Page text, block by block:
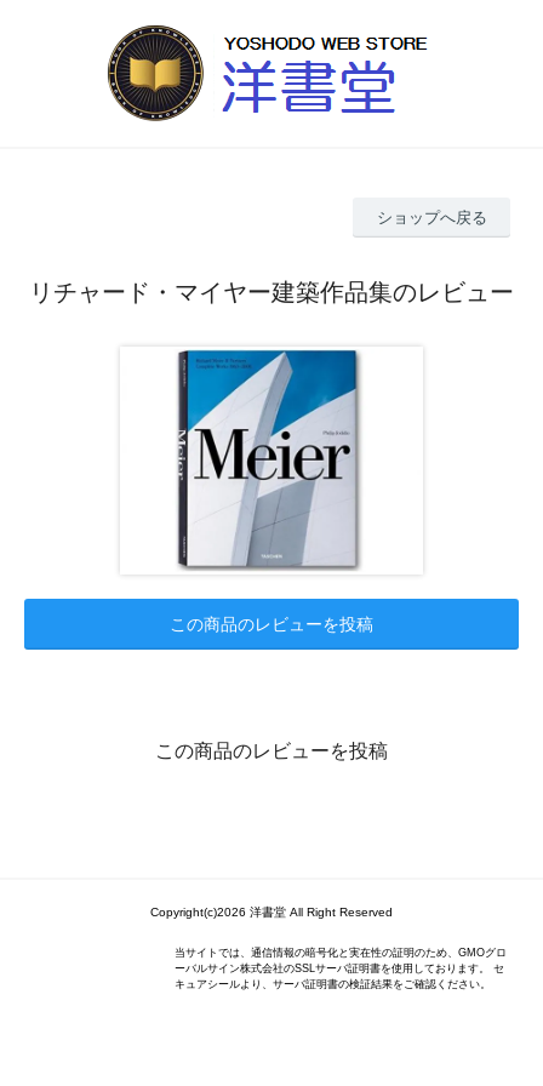
ショップへ戻る
リチャード・マイヤー建築作品集のレビュー
この商品のレビューを投稿
この商品のレビューを投稿
Copyright(c)2026 洋書堂 All Right Reserved
当サイトでは、通信情報の暗号化と実在性の証明のため、GMOグロ
ーバルサイン株式会社のSSLサーバ証明書を使用しております。 セ
キュアシールより、サーバ証明書の検証結果をご確認ください。